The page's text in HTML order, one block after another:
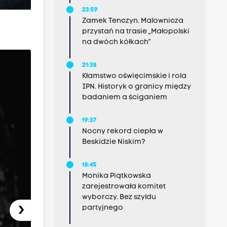
›
23:59
Zamek Tenczyn. Malownicza
przystań na trasie „Małopolski
na dwóch kółkach”
21:38
Kłamstwo oświęcimskie i rola
IPN. Historyk o granicy między
badaniem a ściganiem
19:37
Nocny rekord ciepła w
Beskidzie Niskim?
18:45
Monika Piątkowska
zarejestrowała komitet
wyborczy. Bez szyldu
partyjnego